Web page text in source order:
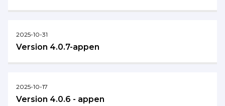
2025-10-31
Version 4.0.7-appen
2025-10-17
Version 4.0.6 - appen